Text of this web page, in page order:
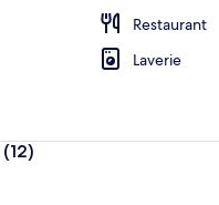
Restaurant
Laverie
(12)